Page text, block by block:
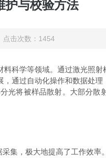
护与校验方法
击次数：1454
学等领域。通过激光照射
，通过自动化操作和数据处
光将被样品散射。大部分
集，极大地提高了工作效率。